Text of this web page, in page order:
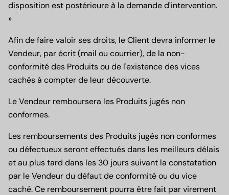
disposition est postérieure à la demande d'intervention.
»
Afin de faire valoir ses droits, le Client devra informer le
Vendeur, par écrit (mail ou courrier), de la non-
conformité des Produits ou de l'existence des vices
cachés à compter de leur découverte.
Le Vendeur remboursera les Produits jugés non
conformes.
Les remboursements des Produits jugés non conformes
ou défectueux seront effectués dans les meilleurs délais
et au plus tard dans les 30 jours suivant la constatation
par le Vendeur du défaut de conformité ou du vice
caché. Ce remboursement pourra être fait par virement